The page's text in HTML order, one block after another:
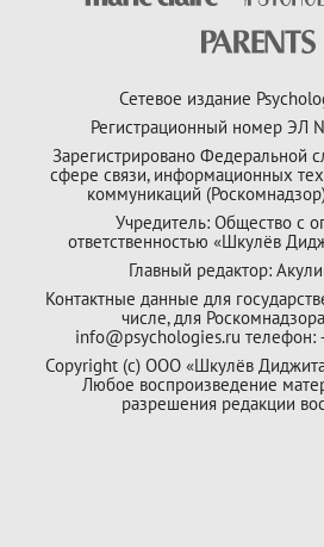
Сетевое издание
Регистрационный номер ЭЛ
Зарегистрировано Федеральной
сфере связи, информационных
коммуникаций
Учредитель: Общество с
ответственностью «Шкулёв
Главный редактор:
Контактные данные для
числе, для
info@psychologies.ru телефон:
Copyright (с) ООО «Шкулёв
Любое воспроизведение
разрешения редакции